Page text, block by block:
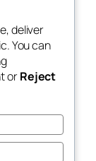
deliver
You can
orReject